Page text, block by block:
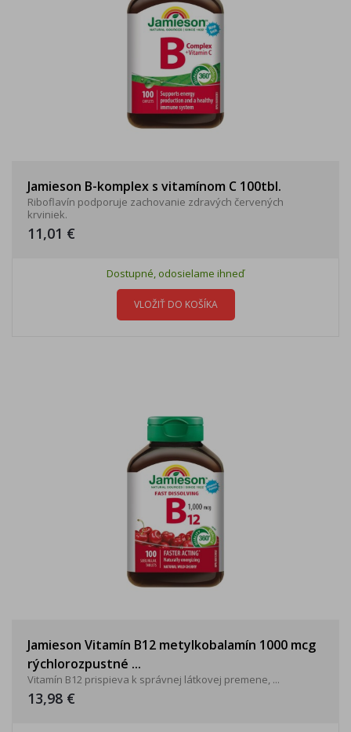
Jamieson B-komplex s vitamínom C 100tbl.
Riboflavín podporuje zachovanie zdravých červených
krviniek.
11,01 €
Dostupné, odosielame ihneď
VLOŽIŤ DO KOŠÍKA
Jamieson Vitamín B12 metylkobalamín 1000 mcg
rýchlorozpustné ...
Vitamín B12 prispieva k správnej látkovej premene, ...
13,98 €